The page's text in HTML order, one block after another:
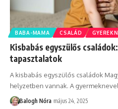
BABA-MAMA CSALÁD
Kisbabás egyszülős
tapasztalatok
A kisbabás egyszülős családok
helyzetben vannak. A
Balogh Nóra május 24, 2025